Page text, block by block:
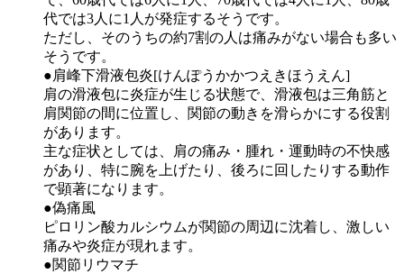
代では3人に1人が発症するそうです。
ただし、そのうちの約7割の人は痛みがない場合も多い
そうです。
●肩峰下滑液包炎[けんぽうかかつえきほうえん]
肩の滑液包に炎症が生じる状態で、滑液包は三角筋と
肩関節の間に位置し、関節の動きを滑らかにする役割
があります。
主な症状としては、肩の痛み・腫れ・運動時の不快感
があり、特に腕を上げたり、後ろに回したりする動作
で顕著になります。
●偽痛風
ピロリン酸カルシウムが関節の周辺に沈着し、激しい
痛みや炎症が現れます。
●関節リウマチ